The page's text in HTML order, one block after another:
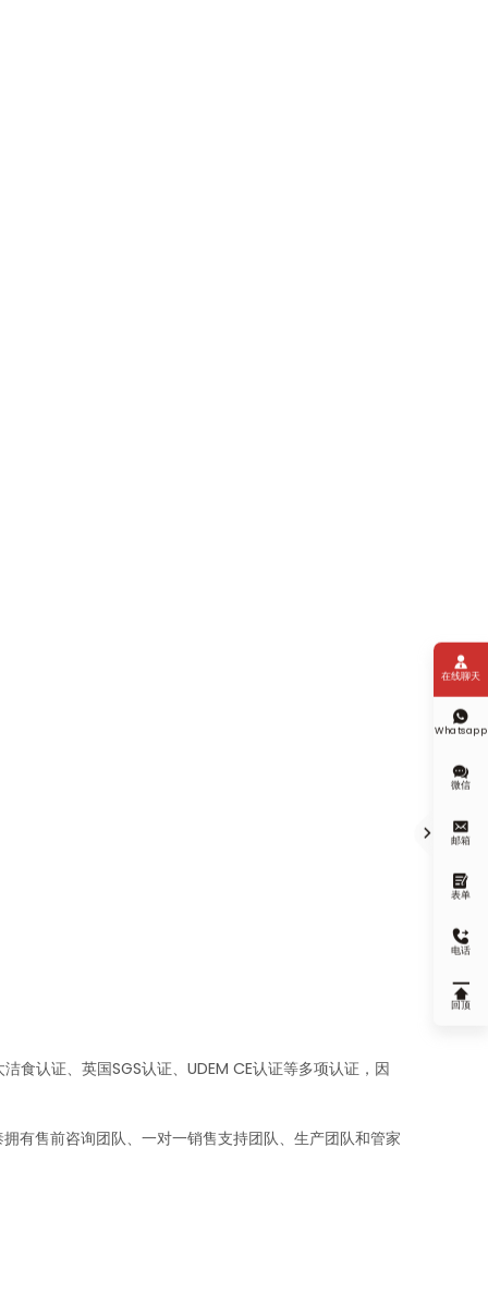
食认证、英国SGS认证、UDEM CE认证等多项认证，因
有售前咨询团队、一对一销售支持团队、生产团队和管家

在线聊天

Whatsapp

微信

邮箱

表单

电话

回顶
